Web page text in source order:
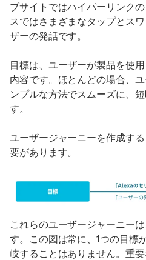
ブサイトではハイパーリンク
スではさまざまなタップとス
ザーの発話です。
目標は、ユーザーが製品を使
内容です。ほとんどの場合、
ンプルな方法でスムーズに、
す。
ユーザージャーニーを作成す
要があります。
これらのユーザージャーニー
す。この図は常に、1つの目標
岐することはありません。重